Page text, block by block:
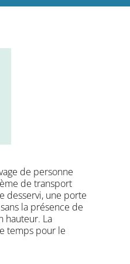
de personne
de transport
desservi, une porte
la présence de
hauteur. La
temps pour le